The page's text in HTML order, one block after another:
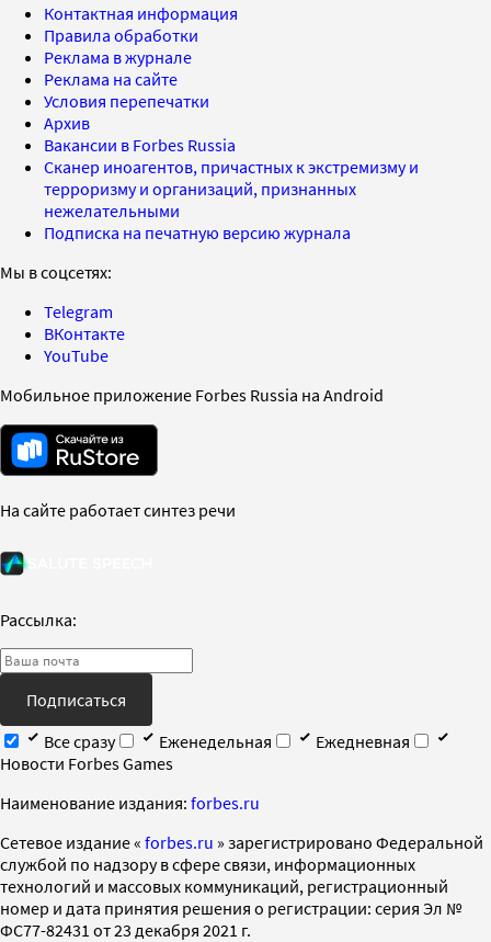
Контактная информация
Правила обработки
Реклама в журнале
Реклама на сайте
Условия перепечатки
Архив
Вакансии в Forbes Russia
Сканер иноагентов, причастных к экстремизму и
терроризму и организаций, признанных
нежелательными
Подписка на печатную версию журнала
Мы в соцсетях:
Telegram
ВКонтакте
YouTube
Мобильное приложение Forbes Russia на Android
На сайте работает синтез речи
Рассылка:
Подписаться
Все сразу
Еженедельная
Ежедневная
Новости Forbes Games
Наименование издания: forbes.ru
Cетевое издание « forbes.ru » зарегистрировано Федеральной
службой по надзору в сфере связи, информационных
технологий и массовых коммуникаций, регистрационный
номер и дата принятия решения о регистрации: серия Эл №
ФС77-82431 от 23 декабря 2021 г.